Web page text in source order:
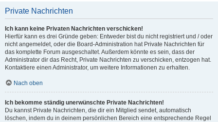
Private Nachrichten
Ich kann keine Privaten Nachrichten verschicken!
Hierfür kann es drei Gründe geben: Entweder bist du nicht registriert und / oder
nicht angemeldet, oder die Board-Administration hat Private Nachrichten für
das komplette Forum ausgeschaltet. Außerdem könnte es sein, dass der
Administrator dir das Recht, Private Nachrichten zu verschicken, entzogen hat.
Kontaktiere einen Administrator, um weitere Informationen zu erhalten.
Nach oben
Ich bekomme ständig unerwünschte Private Nachrichten!
Du kannst Private Nachrichten, die dir ein Mitglied sendet, automatisch
löschen, indem du in deinem persönlichen Bereich eine entsprechende Regel